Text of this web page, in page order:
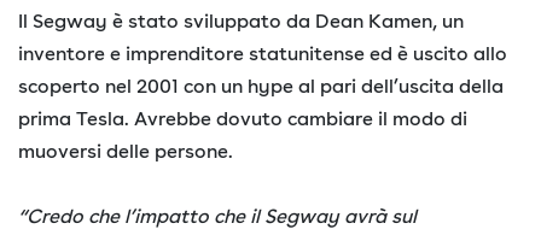
Il Segway è stato sviluppato da Dean Kamen, un
inventore e imprenditore statunitense ed è uscito allo
scoperto nel 2001 con un hype al pari dell’uscita della
prima Tesla. Avrebbe dovuto cambiare il modo di
muoversi delle persone.
“Credo che l’impatto che il Segway avrà sul